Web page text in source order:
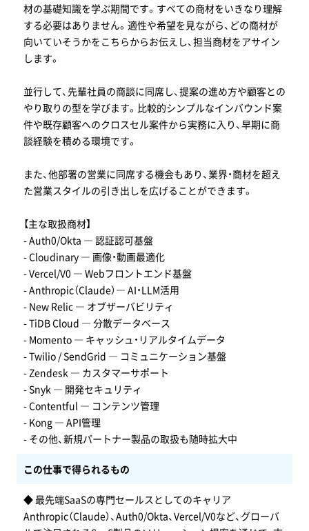
材の基礎知識を学ぶ期間です。すべての商材をいきなり理解
する必要はありません。適性や希望を見ながら、どの商材が
向いていそうかをこちらからお伝えし、担当商材をアサイン
します。
並行して、先輩社員の商談に同席し、提案の進め方や顧客との
やり取りの型を学びます。比較的シンプルなインバウンド案
件や既存顧客へのクロスセル案件から実務に入り、早期に商
談経験を積める環境です。
また、他部署の営業に同席する機会もあり、業界・商材を超え
た営業スタイルの引き出しを広げることができます。
【主な取扱商材】
- Auth0/Okta ― 認証認可基盤
- Cloudinary ― 画像・動画最適化
- Vercel/V0 ― Webフロントエンド基盤
- Anthropic（Claude）― AI・LLM活用
- New Relic ― オブザーバビリティ
- TiDB Cloud ― 分散データベース
- Momento ― キャッシュ・リアルタイムデータ
- Twilio / SendGrid ― コミュニケーション基盤
- Zendesk ― カスタマーサポート
- Snyk ― 開発セキュリティ
- Contentful ― コンテンツ管理
- Kong ― API管理
- その他、新規パートナー製品の取扱も随時拡大中
この仕事で得られるもの
◆ 最先端SaaSの専門セールスとしてのキャリア
Anthropic（Claude）、Auth0/Okta、Vercel/V0など、グローバ